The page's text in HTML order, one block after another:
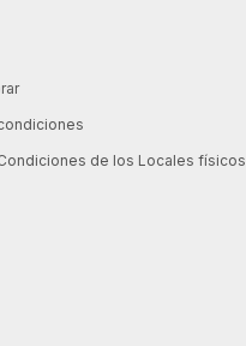
de los Locales físicos